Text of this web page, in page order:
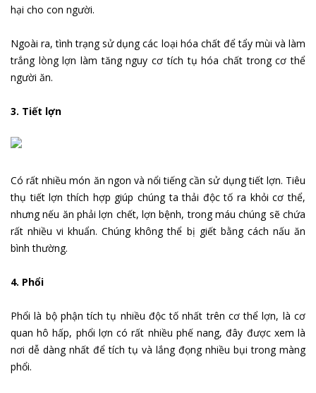
hại cho con người.
Ngoài ra, tình trạng sử dụng các loại hóa chất để tẩy mùi và làm
trắng lòng lợn làm tăng nguy cơ tích tụ hóa chất trong cơ thể
người ăn.
3. Tiết lợn
Có rất nhiều món ăn ngon và nổi tiếng cần sử dụng tiết lợn. Tiêu
thụ tiết lợn thích hợp giúp chúng ta thải độc tố ra khỏi cơ thể,
nhưng nếu ăn phải lợn chết, lợn bệnh, trong máu chúng sẽ chứa
rất nhiều vi khuẩn. Chúng không thể bị giết bằng cách nấu ăn
bình thường.
4. Phổi
Phổi là bộ phận tích tụ nhiều độc tố nhất trên cơ thể lợn, là cơ
quan hô hấp, phổi lợn có rất nhiều phế nang, đây được xem là
nơi dễ dàng nhất để tích tụ và lắng đọng nhiều bụi trong màng
phổi.